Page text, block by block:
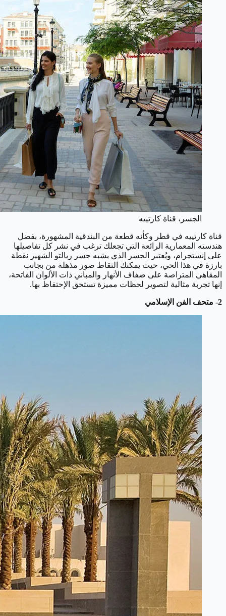
الجسر، قناة كارتييه
قناة كارتييه في قطر وكأنه قطعة من البندقية المشهورة، بفضل
هندسته المعمارية الرائعة التي تجعلك ترغب في نشر كل تفاصيلها
على إنستجرام، ويُعتبر الجسر الذي يشبه جسر ريالتو الشهير نقطة
بارزة في هذا الحي، حيث يمكنك التقاط صور مذهلة من بجانب
المقاهي المتراصة على ضفاف الأنهار والمباني ذات الألوان الفاتحة،
إنها تجربة مثالية لتصوير لحظات مميزة تستحق الإحتفاظ بها.
2- متحف الفن الإسلامي